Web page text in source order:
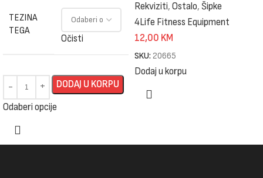
TEZINA
TEGA
Očisti
DODAJ U KORPU
Odaberi opcije
Rekviziti, Ostalo, Šipke
4Life Fitness Equipment
12,00 KM
SKU: 20665
Dodaj u korpu